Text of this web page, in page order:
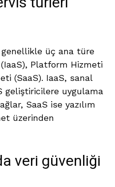
üç ana türe
(IaaS), Platform Hizmeti
(SaaS). IaaS, sanal
geliştiricilere uygulama
SaaS ise yazılım
üzerinden
veri güvenliği